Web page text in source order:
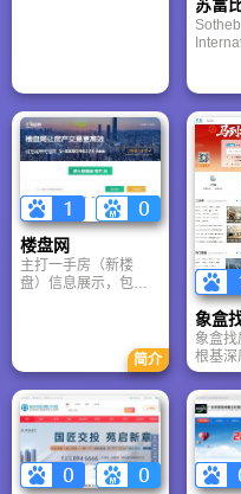
苏富
英圈
房渠道
端生活
如果你
置具有
份象征
考虑的
伴。
楼盘网
主打一手房（新楼
盘）信息展示，包括
广泛：除北上广深
外，重点布局长沙、
武汉、南昌、杭州、
郑州、西安、沈阳、
佛山、中山、惠州等
二线城市及大量三四
线城市。
简介
象盒
象盒
根基深
集、服
长沙等
房的重
如果你
需求，
优先考